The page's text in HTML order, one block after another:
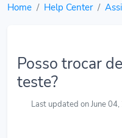
Home Help Center
Posso trocar
teste?
Last updated on June